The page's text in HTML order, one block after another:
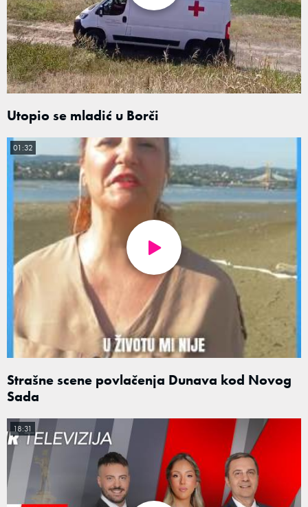
Utopio se mladić u Borči
Strašne scene povlačenja Dunava kod Novog
Sada
01:32
18:31